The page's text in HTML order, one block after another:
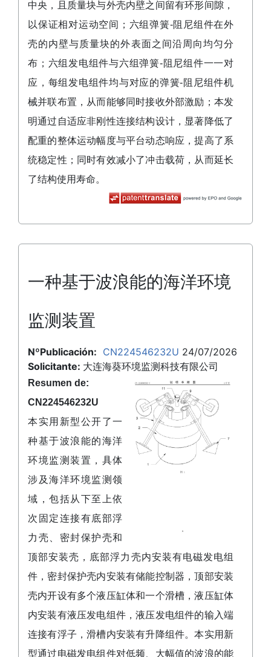
中央，且质量块与外壳内壁之间留有环形间隙，
以保证相对运动空间；六组弹簧‑阻尼组件在外
壳的内壁与质量块的外表面之间沿周向均匀分
布；六组发电组件与六组弹簧‑阻尼组件一一对
应，每组发电组件均与对应的弹簧‑阻尼组件机
械并联布置，从而能够同时接收外部激励；本发
明通过自适应非刚性连接结构设计，显著降低了
配重的整体运动幅度与平台动态响应，提高了系
统稳定性；同时有效减小了冲击载荷，从而延长
了结构使用寿命。
一种基于波浪能的海洋环境
监测装置
NºPublicación: CN224546232U 24/07/2026
Solicitante: 大连海葵环境监测科技有限公司
Resumen de:
CN224546232U
本实用新型公开了一
种基于波浪能的海洋
环境监测装置，具体
涉及海洋环境监测领
域，包括从下至上依
次固定连接有底部浮
力壳、密封保护壳和
顶部安装壳，底部浮力壳内安装有电磁发电组
件，密封保护壳内安装有储能控制器，顶部安装
壳内开设有多个液压缸体和一个滑槽，液压缸体
内安装有液压发电组件，液压发电组件的输入端
连接有浮子，滑槽内安装有升降组件。本实用新
型通过电磁发电组件对低频、大幅值的波浪的能